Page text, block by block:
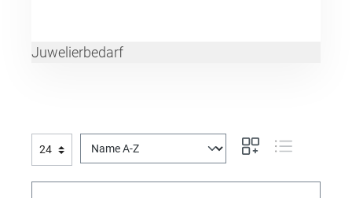
Juwelierbedarf